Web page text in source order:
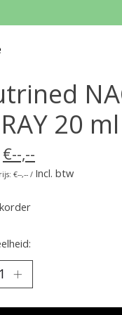
20 ml
€--,--
€--,-- / Incl. btw